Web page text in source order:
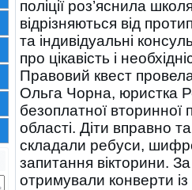
поліції роз’яснила
відрізняються від
та індивідуальні
про цікавість і
Правовий квест
Ольга Чорна, юристка
безоплатної вторинної
області. Діти вправно
складали ребуси,
запитання вікторини.
отримували конверти